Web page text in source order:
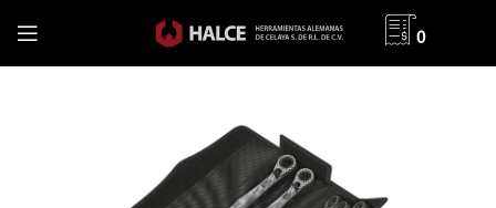
0